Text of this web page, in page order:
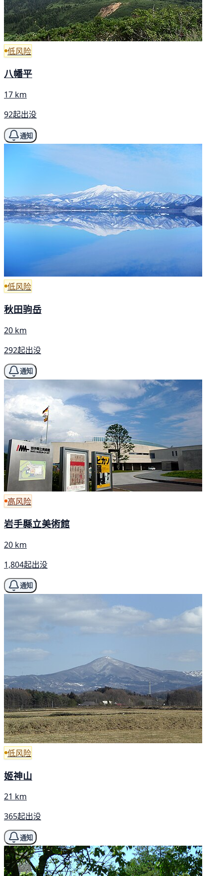
低风险
八幡平
17 km
92起出没
通知
低风险
秋田驹岳
20 km
292起出没
通知
高风险
岩手縣立美術館
20 km
1,804起出没
通知
低风险
姬神山
21 km
365起出没
通知